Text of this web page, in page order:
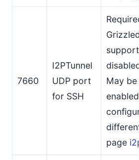
7660
I2PTunnel
UDP port
for SSH
May be
page